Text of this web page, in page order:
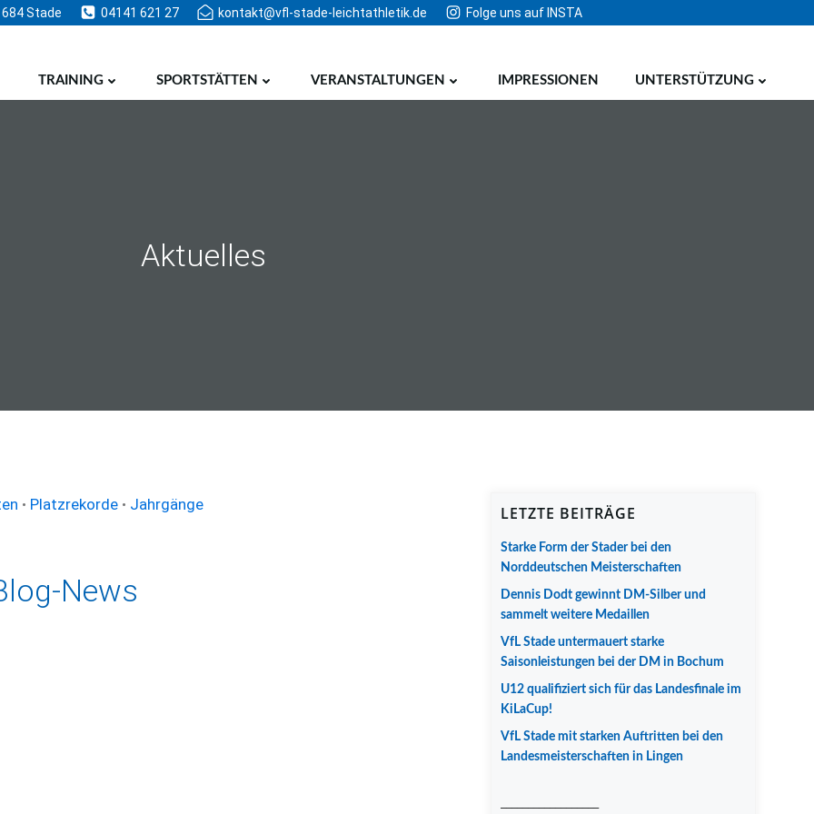
Stade 04141 621 27 kontakt@vfl-stade-leichtathletik.de Folge uns auf INSTA
TRAINING SPORTSTÄTTEN VERANSTALTUNGEN IMPRESSIONEN UNTERSTÜTZUNG
Aktuelles
• Platzrekorde • Jahrgänge
News
LETZTE BEITRÄGE
Starke Form der Stader bei den
Norddeutschen Meisterschaften
Dennis Dodt gewinnt DM-Silber und
sammelt weitere Medaillen
VfL Stade untermauert starke
Saisonleistungen bei der DM in Bochum
U12 qualifiziert sich für das Landesfinale im
KiLaCup!
VfL Stade mit starken Auftritten bei den
Landesmeisterschaften in Lingen